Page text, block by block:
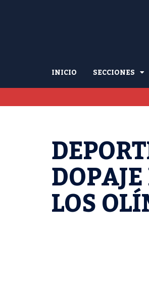
INICIO SECCIONES
LOS